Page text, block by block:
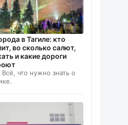
в Тагиле: кто
во сколько салют,
и какие дороги
Всё, что нужно знать о